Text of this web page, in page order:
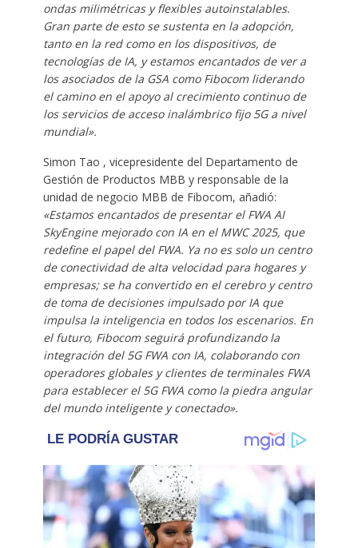
ondas milimétricas y flexibles autoinstalables.
Gran parte de esto se sustenta en la adopción,
tanto en la red como en los dispositivos, de
tecnologías de IA, y estamos encantados de ver a
los asociados de la GSA como Fibocom liderando
el camino en el apoyo al crecimiento continuo de
los servicios de acceso inalámbrico fijo 5G a nivel
mundial».
Simon Tao , vicepresidente del Departamento de
Gestión de Productos MBB y responsable de la
unidad de negocio MBB de Fibocom, añadió:
«Estamos encantados de presentar el FWA AI
SkyEngine mejorado con IA en el MWC 2025, que
redefine el papel del FWA. Ya no es solo un centro
de conectividad de alta velocidad para hogares y
empresas; se ha convertido en el cerebro y centro
de toma de decisiones impulsado por IA que
impulsa la inteligencia en todos los escenarios. En
el futuro, Fibocom seguirá profundizando la
integración del 5G FWA con IA, colaborando con
operadores globales y clientes de terminales FWA
para establecer el 5G FWA como la piedra angular
del mundo inteligente y conectado».